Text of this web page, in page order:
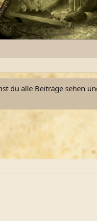
du alle Beiträge sehen